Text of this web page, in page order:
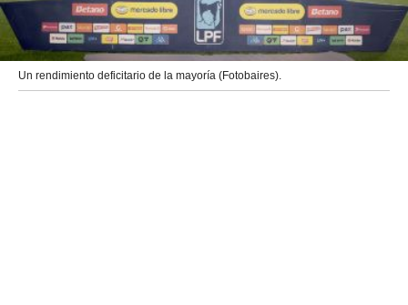
Un rendimiento deficitario de la mayoría (Fotobaires).